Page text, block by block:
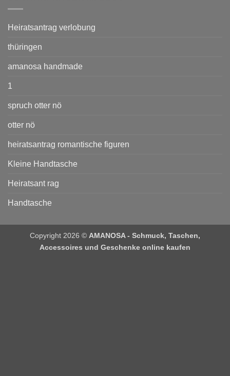
Heiratsantrag verlobung
thüringen
amanosa handmade
1
spruch otter nö
otter nö
heiratsantrag romantische figuren
Kleine Handtasche
Heiratsant rag
Handtasche
Copyright 2026 © AMANOSA - Schmuck, Taschen,
Accessoires und Geschenke online kaufen